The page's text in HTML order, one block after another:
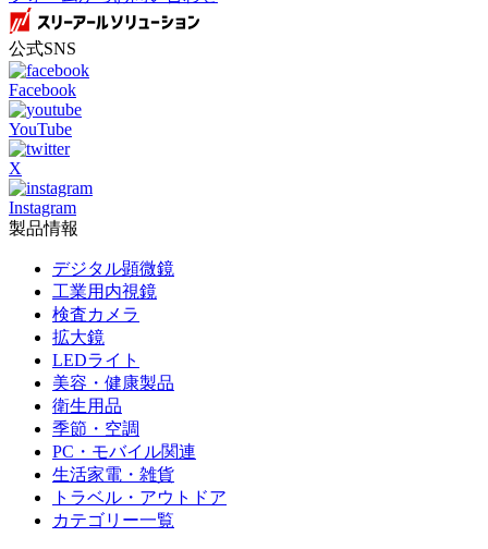
公式SNS
Facebook
YouTube
X
Instagram
製品情報
デジタル顕微鏡
工業用内視鏡
検査カメラ
拡大鏡
LEDライト
美容・健康製品
衛生用品
季節・空調
PC・モバイル関連
生活家電・雑貨
トラベル・アウトドア
カテゴリー一覧